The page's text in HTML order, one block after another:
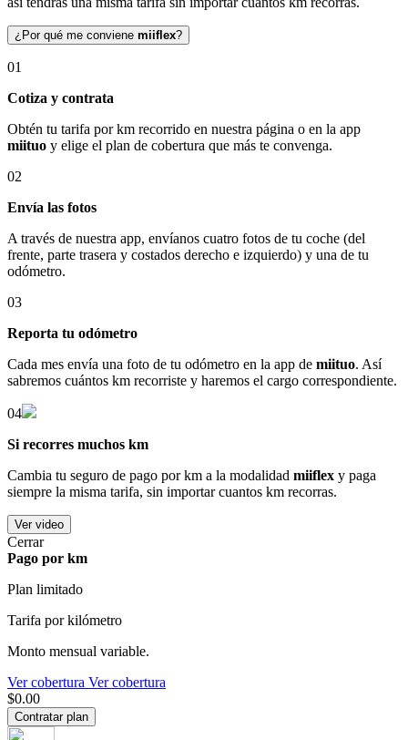
¿Por qué me conviene miiflex?
01
Cotiza y contrata
Obtén tu tarifa por km recorrido en nuestra página o en la app
miituo y elige el plan de cobertura que más te convenga.
02
Envía las fotos
A través de nuestra app, envíanos cuatro fotos de tu coche (del
frente, parte trasera y costados derecho e izquierdo) y una de tu
odómetro.
03
Reporta tu odómetro
Cada mes envía una foto de tu odómetro en la app de miituo. Así
sabremos cuántos km recorriste y haremos el cargo correspondiente.
04
Si recorres muchos km
Cambia tu seguro de pago por km a la modalidad miiflex y paga
siempre la misma tarifa, sin importar cuantos km recorras.
Ver video
Cerrar
Pago por km
Plan limitado
Tarifa por kilómetro
Monto mensual variable.
Ver cobertura Ver cobertura
$0.00
Contratar plan